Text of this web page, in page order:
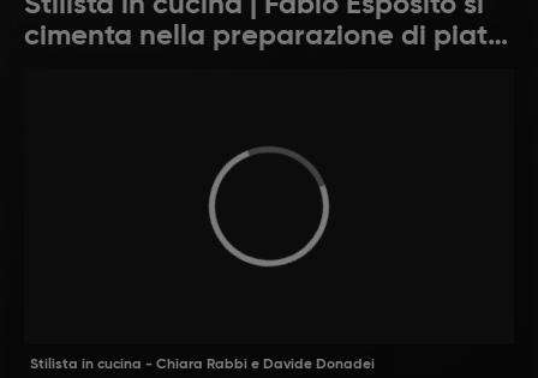
cimenta nella preparazione di piatti
Stilista in cucina - Chiara Rabbi e Davide Donadei